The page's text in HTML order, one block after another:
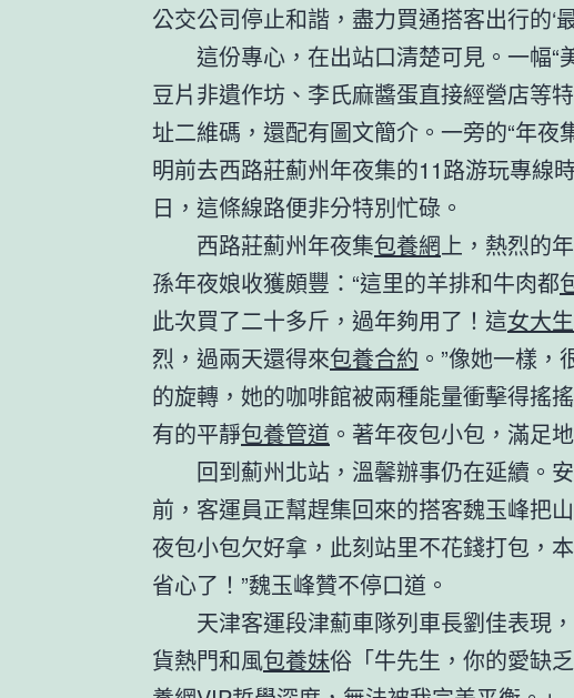
公交公司停止和諧，盡力買通搭客出行的‘
這份專心，在出站口清楚可見。一幅“
豆片非遺作坊、李氏麻醬蛋直接經營店等
址二維碼，還配有圖文簡介。一旁的“年夜
明前去西路莊薊州年夜集的11路游玩專線
日，這條線路便非分特別忙碌。
西路莊薊州年夜集包養網 上，熱烈的
孫年夜娘收獲頗豐：“這里的羊排和牛肉都
此次買了二十多斤，過年夠用了！這女大
烈，過兩天還得來包養合約 。”像她一樣
的旋轉，她的咖啡館被兩種能量衝擊得搖
有的平靜包養管道 。著年夜包小包，滿足
回到薊州北站，溫馨辦事仍在延續。
前，客運員正幫趕集回來的搭客魏玉峰把
夜包小包欠好拿，此刻站里不花錢打包，
省心了！”魏玉峰贊不停口道。
天津客運段津薊車隊列車長劉佳表現
貨熱門和風包養妹俗「牛先生，你的愛缺